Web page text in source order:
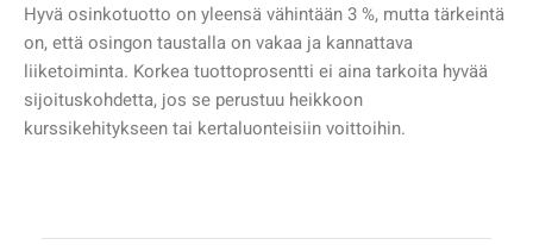
Hyvä osinkotuotto on yleensä vähintään 3 %, mutta tärkeintä
on, että osingon taustalla on vakaa ja kannattava
liiketoiminta. Korkea tuottoprosentti ei aina tarkoita hyvää
sijoituskohdetta, jos se perustuu heikkoon
kurssikehitykseen tai kertaluonteisiin voittoihin.